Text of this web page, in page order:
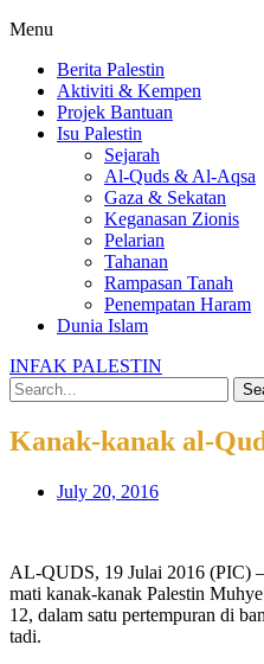
Menu
Berita Palestin
Aktiviti & Kempen
Projek Bantuan
Isu Palestin
Sejarah
Al-Quds & Al-Aqsa
Gaza & Sekatan
Keganasan Zionis
Pelarian
Tahanan
Rampasan Tanah
Penempatan Haram
Dunia Islam
INFAK PALESTIN
Kanak-kanak al-
July 20, 2016
AL-QUDS, 19 Julai 2016 (PIC)
mati kanak-kanak Palestin
12, dalam satu pertempuran di
tadi.